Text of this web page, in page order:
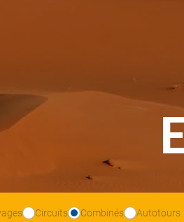
Circuits Combinés Autotours